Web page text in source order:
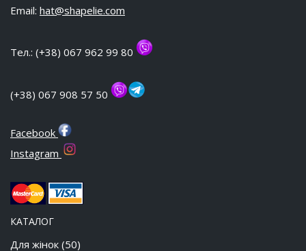
Email: hat@shapelie.com
Тел.: (+38) 067 962 99 80
(+38) 067 908 57 50
Facebook
Instagram
КАТАЛОГ
Для жінок (50)